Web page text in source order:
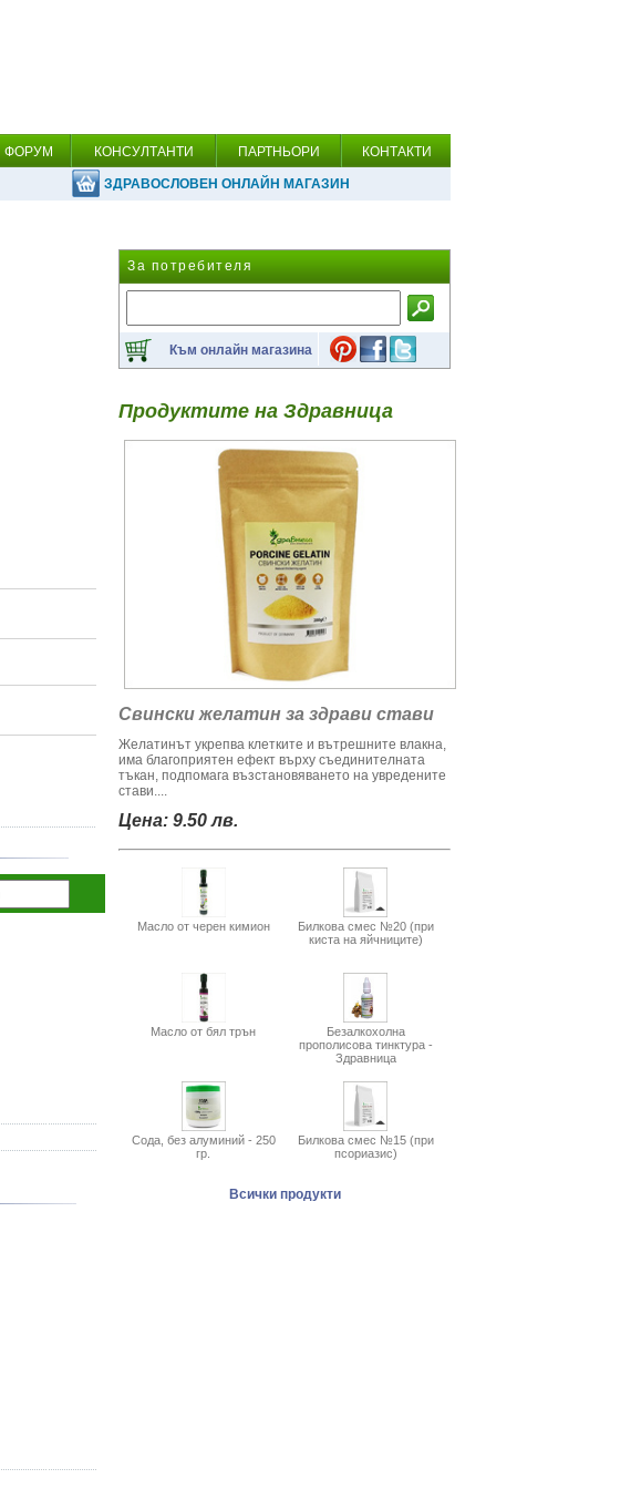
ФОРУМ КОНСУЛТАНТИ ПАРТНЬОРИ КОНТАКТИ
ЗДРАВОСЛОВЕН ОНЛАЙН МАГАЗИН
За потребителя
Към онлайн магазина
Продуктите на Здравница
Свински желатин за здрави стави
Желатинът укрепва клетките и вътрешните влакна,
има благоприятен ефект върху съединителната
тъкан, подпомага възстановяването на увредените
стави....
Цена: 9.50 лв.
Масло от черен кимион
Билкова смес №20 (при
киста на яйчниците)
Масло от бял трън
Безалкохолна
прополисова тинктура -
Здравница
Сода, без алуминий - 250
гр.
Билкова смес №15 (при
псориазис)
Всички продукти